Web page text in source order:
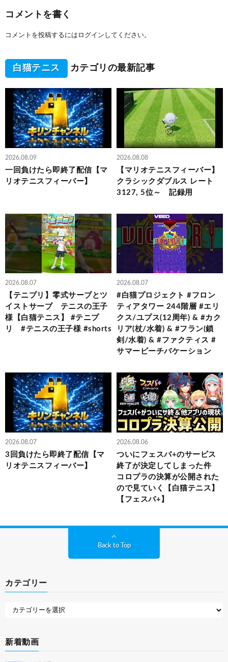
コメントを書く
コメントを投稿するには ログイン してください。
白猫テニス カテゴリの最新記事
2026.08.09
一回負けたら即終了配信【マ
リオテニスフィーバー】
2026.08.08
【マリオテニスフィーバー】
クラシックダブルス レート
3127, 5位～ 記録用
2026.08.07
【テニプリ】零式サーブとツ
イストサーブ テニスの王子
様【白猫テニス】 #テニプ
リ #テニスの王子様 #shorts
2026.08.07
#白猫プロジェクト #フロン
ティアタワー 244階層 #エリ
クス/ユプス(12周年) & #カク
リア(杖/水着) & #フラン(鎖
剣/水着) & #ファクティス #
サマービーチバケーション
2026.08.07
3回負けたら即終了配信【マ
リオテニスフィーバー】
2026.08.06
ついにフェスバ+のサービス
終了が決定してしまった件
コロプラの決算が公開された
ので見ていく【白猫テニス】
【フェスバ+】
Back to Top
カテゴリー
新着動画